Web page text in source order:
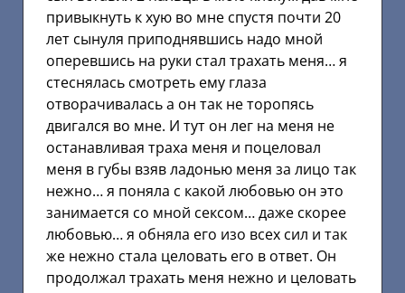
привыкнуть к хую во мне спустя почти 20
лет сынуля приподнявшись надо мной
оперевшись на руки стал трахать меня… я
стеснялась смотреть ему глаза
отворачивалась а он так не торопясь
двигался во мне. И тут он лег на меня не
останавливая траха меня и поцеловал
меня в губы взяв ладонью меня за лицо так
нежно… я поняла с какой любовью он это
занимается со мной сексом… даже скорее
любовью… я обняла его изо всех сил и так
же нежно стала целовать его в ответ. Он
продолжал трахать меня нежно и целовать